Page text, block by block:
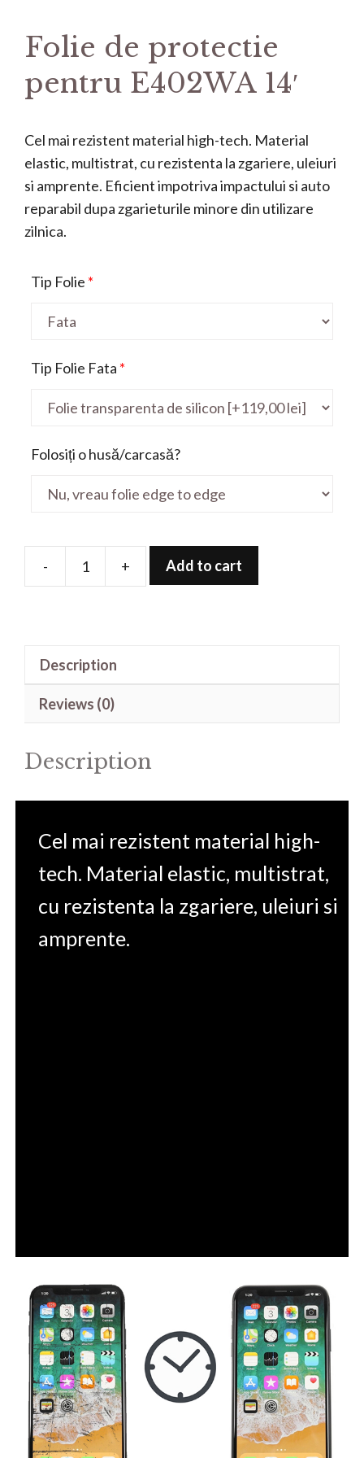
Folie de protectie
pentru E402WA 14′
Cel mai rezistent material high-tech. Material
elastic, multistrat, cu rezistenta la zgariere, uleiuri
si amprente. Eficient impotriva impactului si auto
reparabil dupa zgarieturile minore din utilizare
zilnica.
Tip Folie *
Tip Folie Fata *
Folosiți o husă/carcasă?
-
Folie
+ Add to cart
Description
Reviews (0)
Description
Cel mai rezistent material high-
tech. Material elastic, multistrat,
cu rezistenta la zgariere, uleiuri si
amprente.